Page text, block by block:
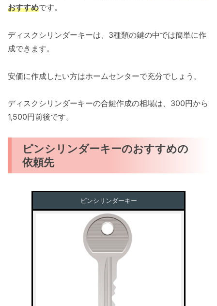
おすすめです。
ディスクシリンダーキーは、3種類の鍵の中では簡単に作
成できます。
安価に作成したい方はホームセンターで充分でしょう。
ディスクシリンダーキーの合鍵作成の相場は、300円から
1,500円前後です。
ピンシリンダーキーのおすすめの
依頼先
ピンシリンダーキー